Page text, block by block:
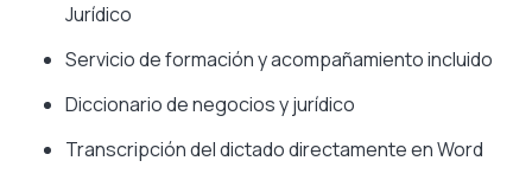
Jurídico
Servicio de formación y acompañamiento incluido
Diccionario de negocios y jurídico
Transcripción del dictado directamente en Word